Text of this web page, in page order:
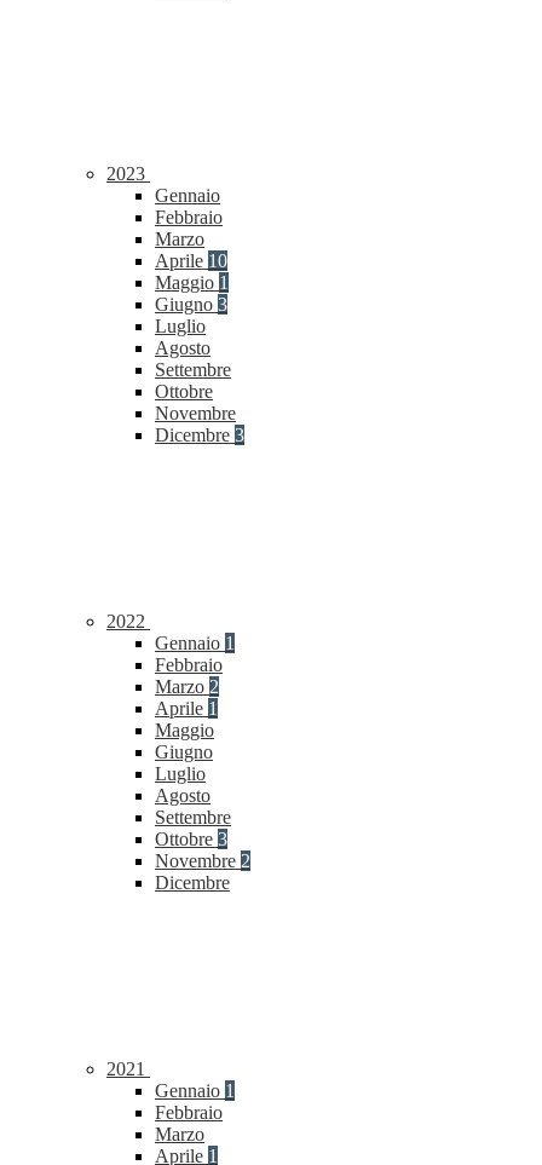
2023
Gennaio
Febbraio
Marzo
Aprile 10
Maggio 1
Giugno 3
Luglio
Agosto
Settembre
Ottobre
Novembre
Dicembre 3
2022
Gennaio 1
Febbraio
Marzo 2
Aprile 1
Maggio
Giugno
Luglio
Agosto
Settembre
Ottobre 3
Novembre 2
Dicembre
2021
Gennaio 1
Febbraio
Marzo
Aprile 1